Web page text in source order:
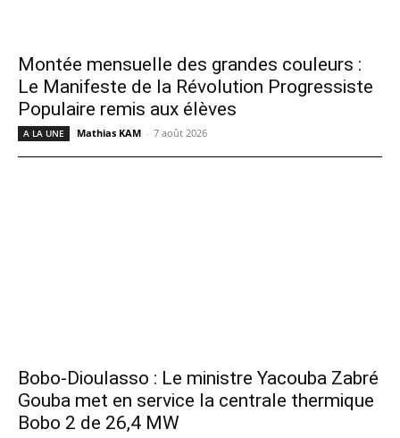
Montée mensuelle des grandes couleurs :
Le Manifeste de la Révolution Progressiste
Populaire remis aux élèves
A LA UNE Mathias KAM - 7 août 2026
Bobo-Dioulasso : Le ministre Yacouba Zabré
Gouba met en service la centrale thermique
Bobo 2 de 26,4 MW